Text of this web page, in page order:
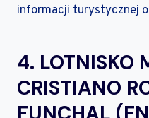
informacji turystycznej
4. LOTNISKO
CRISTIANO